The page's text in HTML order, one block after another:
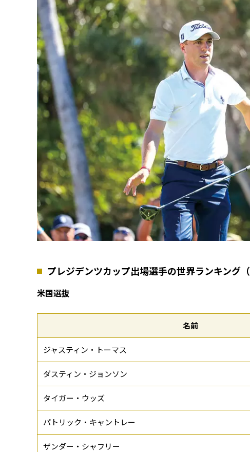
プレジデンツカップ出場選手の世界ランキング（
米国選抜
名前
ジャスティン・トーマス
ダスティン・ジョンソン
タイガー・ウッズ
パトリック・キャントレー
ザンダー・シャフリー